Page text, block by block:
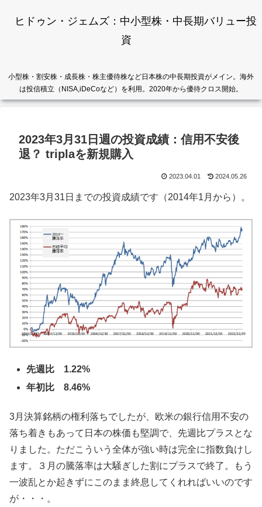
ヒドゥン・ジェムズ：中小型株・中長期バリュー投
資
小型株・割安株・成長株・株主優待株など日本株の中長期投資がメイン。海外
は投信積立（NISA,iDeCoなど）を利用。2020年から優待クロス開始。
2023年3月31日週の投資成績：信用不安後
退？ triplaを新規購入
2023.04.01 2024.05.26
2023年3月31日までの投資成績です（2014年1月から）。
先週比 1.22%
年初比 8.46%
3月決算銘柄の権利落ちでしたが、欧米の銀行信用不安の
落ち着きもあって日本の株価も堅調で、先週比プラスとな
りました。ただこういう全体が強い時は完全に指数負けし
ます。３月の騰落率は大騒ぎした割にプラスで終了。もう
一波乱とか起きずにこのまま終息してくれればいいのです
が・・・。